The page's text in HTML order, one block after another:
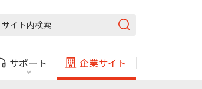
サポート 企業サイト
・自治体向けサービス